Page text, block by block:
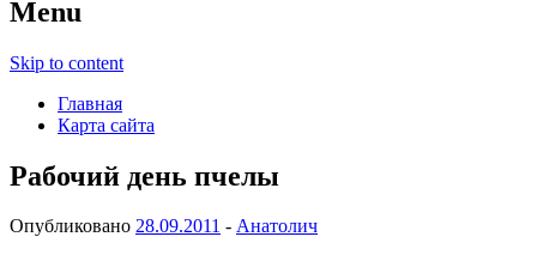
Menu
Skip to content
Главная
Карта сайта
Рабочий день пчелы
Опубликовано 28.09.2011 - Анатолич